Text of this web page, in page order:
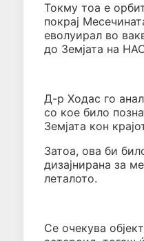
Токму тоа е
покрај
еволуирал во
до Земјата на
Д-р Ходас го
со кое било
Земјата кон
Затоа, ова би
дизајнирана за
леталото.
Се очекува